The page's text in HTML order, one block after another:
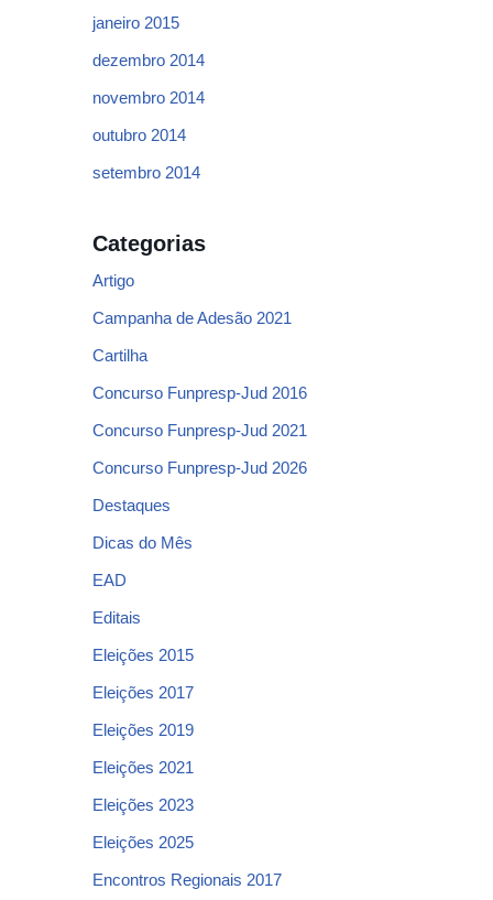
janeiro 2015
dezembro 2014
novembro 2014
outubro 2014
setembro 2014
Categorias
Artigo
Campanha de Adesão 2021
Cartilha
Concurso Funpresp-Jud 2016
Concurso Funpresp-Jud 2021
Concurso Funpresp-Jud 2026
Destaques
Dicas do Mês
EAD
Editais
Eleições 2015
Eleições 2017
Eleições 2019
Eleições 2021
Eleições 2023
Eleições 2025
Encontros Regionais 2017